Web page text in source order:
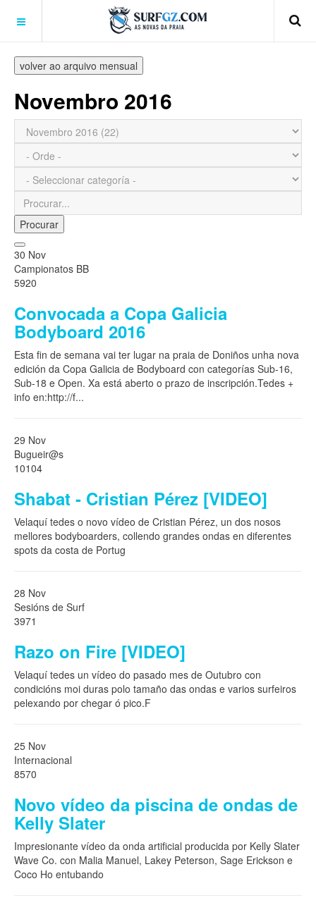
volver ao arquivo mensual
Novembro 2016
Procurar
30 Nov
Campionatos BB
5920
Convocada a Copa Galicia
Bodyboard 2016
Esta fin de semana vai ter lugar na praia de Doniños unha nova
edición da Copa Galicia de Bodyboard con categorías Sub-16,
Sub-18 e Open. Xa está aberto o prazo de inscripción.Tedes +
info en:http://f...
29 Nov
Bugueir@s
10104
Shabat - Cristian Pérez [VIDEO]
Velaquí tedes o novo vídeo de Cristian Pérez, un dos nosos
mellores bodyboarders, collendo grandes ondas en diferentes
spots da costa de Portug
28 Nov
Sesións de Surf
3971
Razo on Fire [VIDEO]
Velaquí tedes un vídeo do pasado mes de Outubro con
condicións moi duras polo tamaño das ondas e varios surfeiros
pelexando por chegar ó pico.F
25 Nov
Internacional
8570
Novo vídeo da piscina de ondas de
Kelly Slater
Impresionante vídeo da onda artificial producida por Kelly Slater
Wave Co. con Malia Manuel, Lakey Peterson, Sage Erickson e
Coco Ho entubando